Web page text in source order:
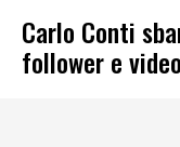
Carlo Conti
follower e